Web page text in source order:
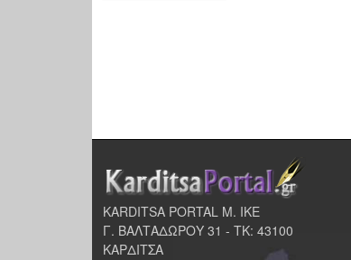
KARDITSA PORTAL Μ. ΙΚΕ
Γ. ΒΑΛΤΑΔΩΡΟΥ 31 - ΤΚ: 43100
ΚΑΡΔΙΤΣΑ